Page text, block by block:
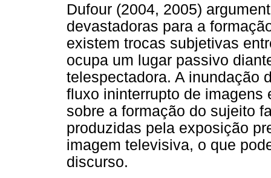
Dufour (2004, 2005)
devastadoras para a
existem trocas subjetivas
ocupa um lugar passivo
telespectadora. A inundação
fluxo ininterrupto de
sobre a formação do sujeito
produzidas pela exposição
imagem televisiva, o que
discurso.